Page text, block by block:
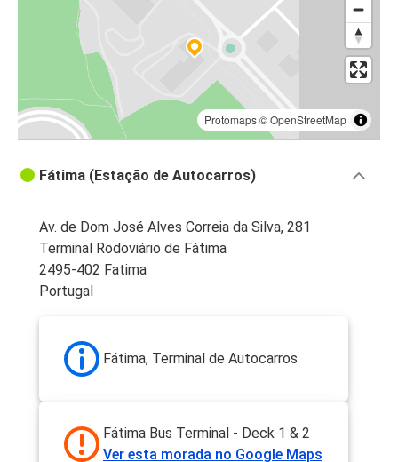
Protomaps©OpenStreetMap
Fátima (Estação de Autocarros)
Av. de Dom José Alves Correia da Silva, 281
Terminal Rodoviário de Fátima
2495-402 Fatima
Portugal
Fátima, Terminal de Autocarros
Fátima Bus Terminal - Deck 1 & 2
Ver esta morada no Google Maps